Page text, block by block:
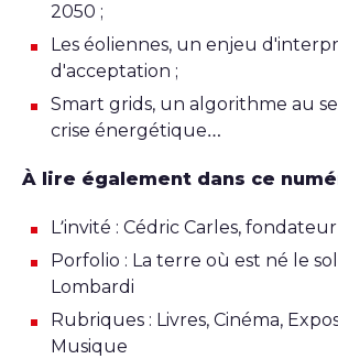
2050 ;
Les éoliennes, un enjeu
d'acceptation ;
Smart grids, un algorithme au
crise énergétique…
À lire également dans ce
L’invité : Cédric Carles,
Porfolio : La terre où est né le
Lombardi
Rubriques : Livres, Cinéma,
Musique